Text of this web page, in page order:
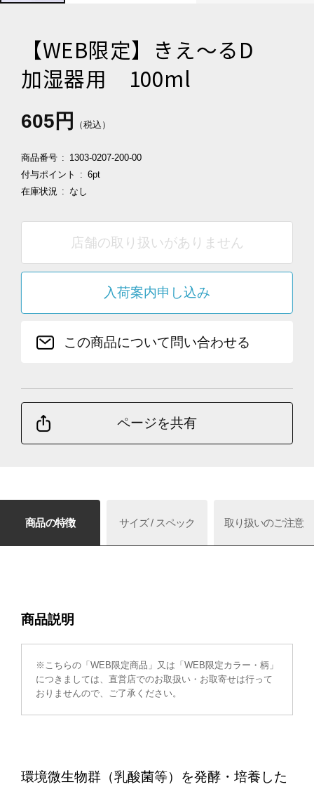
【WEB限定】きえ～るD
加湿器用 100ml
605円 （税込）
商品番号
1303-0207-200-00
付与ポイント
6pt
在庫状況
なし
店舗の取り扱いがありません
この商品について問い合わせる
ページを共有
入荷案内申し込み
商品の特徴 サイズ / スペック 取り扱いのご注意
商品説明
※こちらの「WEB限定商品」又は「WEB限定カラー・柄」
につきましては、直営店でのお取扱い・お取寄せは行って
おりませんので、ご了承ください。
環境微生物群（乳酸菌等）を発酵・培養した